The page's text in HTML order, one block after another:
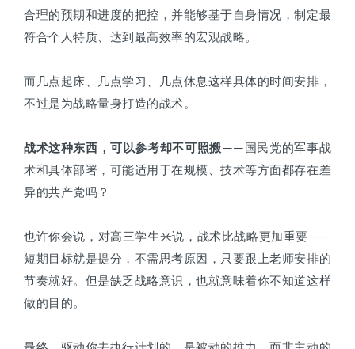
合理的预期和进度的把控，并能够基于自身情况，制定最
符合个人特质、达到最高效率的宏观战略。
而几点起床、几点学习、几点休息这样具体的时间安排，
不过是为战略量身打造的战术。
战术这种东西，可以参考却不可照搬——国民党的军事战
术和具体部署，可能适用于在规模、技术等方面都存在差
异的共产党吗？
也许你会说，对高三学生来说，战术比战略更加重要——
短期目标就是提分，不需思考原因，只要跟上老师安排的
节奏就好。但是缺乏战略意识，也就意味着你不知道这样
做的目的。